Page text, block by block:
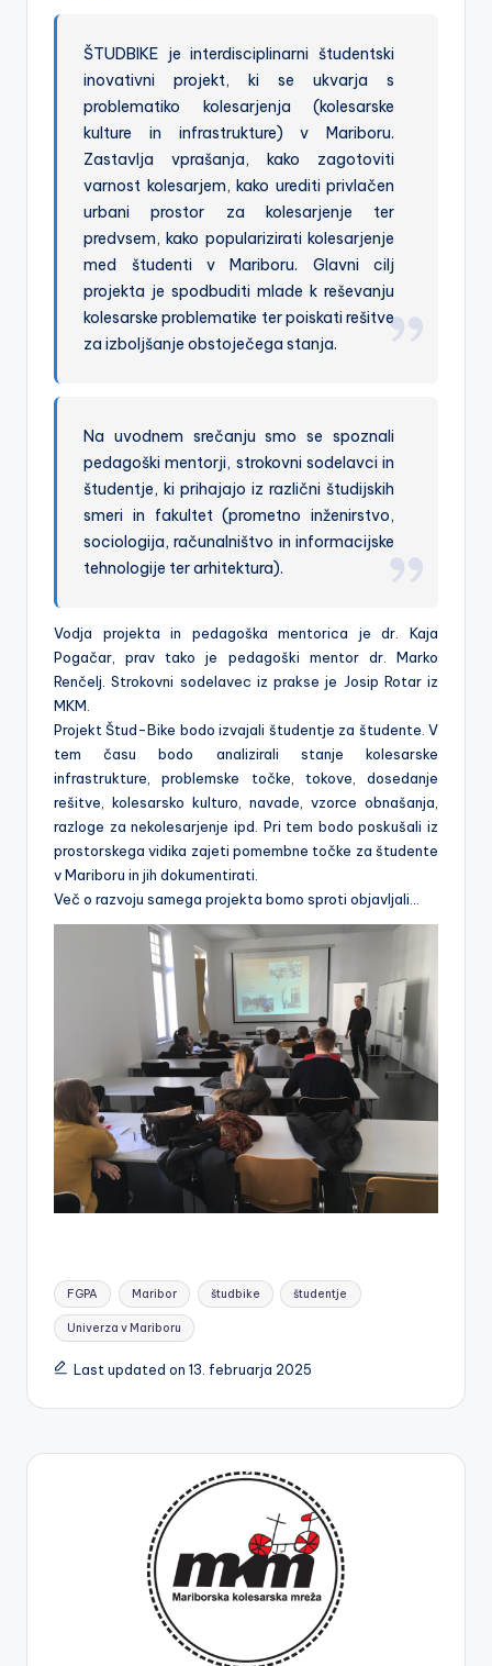
ŠTUDBIKE je interdisciplinarni študentski
inovativni projekt, ki se ukvarja s
problematiko kolesarjenja (kolesarske
kulture in infrastrukture) v Mariboru.
Zastavlja vprašanja, kako zagotoviti
varnost kolesarjem, kako urediti privlačen
urbani prostor za kolesarjenje ter
predvsem, kako popularizirati kolesarjenje
med študenti v Mariboru. Glavni cilj
projekta je spodbuditi mlade k reševanju
kolesarske problematike ter poiskati rešitve
za izboljšanje obstoječega stanja.
Na uvodnem srečanju smo se spoznali
pedagoški mentorji, strokovni sodelavci in
študentje, ki prihajajo iz različni študijskih
smeri in fakultet (prometno inženirstvo,
sociologija, računalništvo in informacijske
tehnologije ter arhitektura).
Vodja projekta in pedagoška mentorica je dr. Kaja
Pogačar, prav tako je pedagoški mentor dr. Marko
Renčelj. Strokovni sodelavec iz prakse je Josip Rotar iz
MKM.
Projekt Štud-Bike bodo izvajali študentje za študente. V
tem času bodo analizirali stanje kolesarske
infrastrukture, problemske točke, tokove, dosedanje
rešitve, kolesarsko kulturo, navade, vzorce obnašanja,
razloge za nekolesarjenje ipd. Pri tem bodo poskušali iz
prostorskega vidika zajeti pomembne točke za študente
v Mariboru in jih dokumentirati.
Več o razvoju samega projekta bomo sproti objavljali…
Tags:
FGPA Maribor študbike študentje
Univerza v Mariboru
Last updated on 13. februarja 2025